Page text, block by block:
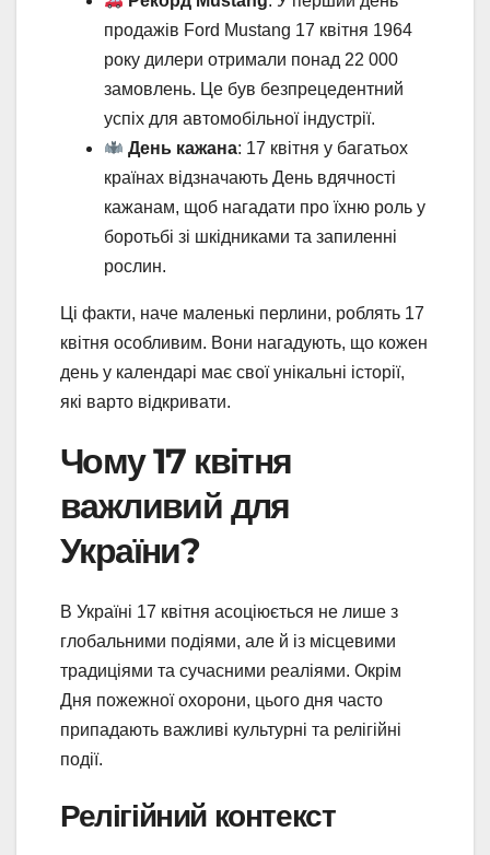
продажів Ford Mustang 17 квітня 1964
року дилери отримали понад 22 000
замовлень. Це був безпрецедентний
успіх для автомобільної індустрії.
День кажана: 17 квітня у багатьох
країнах відзначають День вдячності
кажанам, щоб нагадати про їхню роль у
боротьбі зі шкідниками та запиленні
рослин.
Ці факти, наче маленькі перлини, роблять 17
квітня особливим. Вони нагадують, що кожен
день у календарі має свої унікальні історії,
які варто відкривати.
Чому 17 квітня
важливий для
України?
В Україні 17 квітня асоціюється не лише з
глобальними подіями, але й із місцевими
традиціями та сучасними реаліями. Окрім
Дня пожежної охорони, цього дня часто
припадають важливі культурні та релігійні
події.
Релігійний контекст